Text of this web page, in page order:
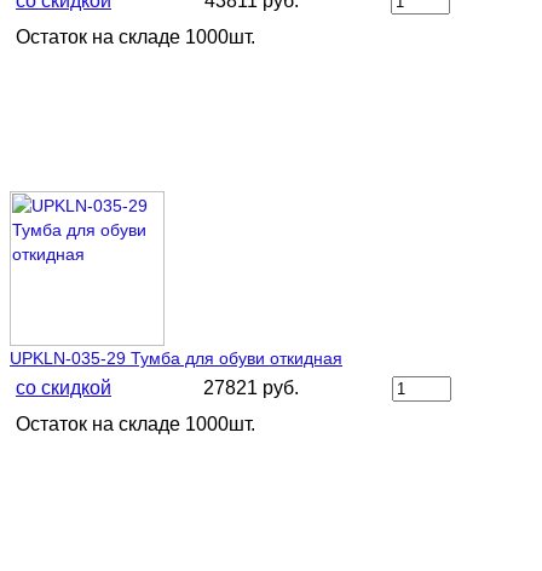
Остаток на складе 1000шт.
UPKLN-035-29 Тумба для обуви откидная
со скидкой
27821 руб.
Остаток на складе 1000шт.